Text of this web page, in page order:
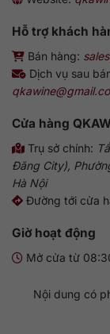
Hỗ trợ khách
Bán hàng:
Dịch vụ sau
Cửa hàng
Trụ sở chính:
Đăng City),
Hà Nội
Đường tới cửa
Giờ hoạt động
Mở cửa từ
Nội dung có